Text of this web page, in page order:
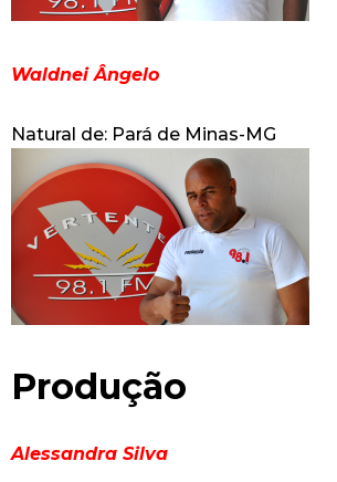
Waldnei Ângelo
Natural de: Pará de Minas-MG
Produção
Alessandra Silva